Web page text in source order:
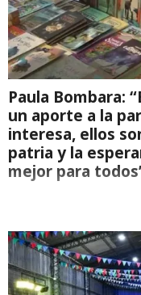
Paula Bombara:
un aporte a la
interesa, ellos
patria y la
mejor para